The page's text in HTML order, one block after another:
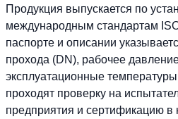
Продукция выпускается по
международным стандартам
паспорте и описании
прохода (DN), рабочее
эксплуатационные
проходят проверку на
предприятия и сертификацию в